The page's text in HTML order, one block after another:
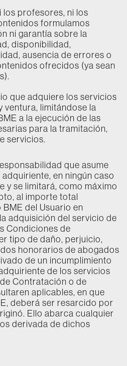
los profesores, ni los
formulamos
ni garantía sobre la
disponibilidad,
ausencia de errores o
ofrecidos (ya sean
que adquiere los servicios
ventura, limitándose la
a la ejecución de las
para la tramitación,
servicios.
que asume
en ningún caso
y se limitará, como máximo
al importe total
del Usuario en
adquisición del servicio de
Condiciones de
tipo de daño, perjuicio,
honorarios de abogados
de un incumplimiento
de los servicios
Contratación o de
aplicables, en que
deberá ser resarcido por
Ello abarca cualquier
derivada de dichos